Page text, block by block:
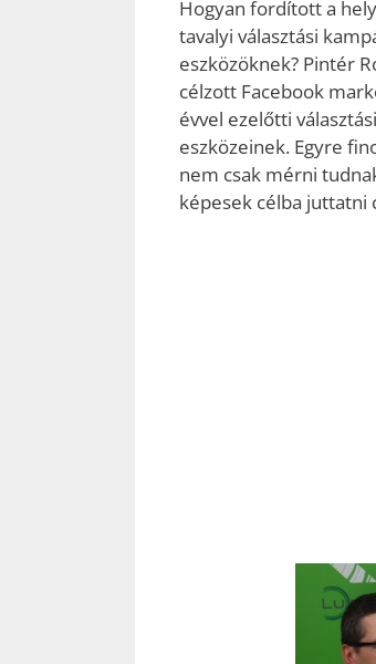
Hogyan fordított a
tavalyi választási
eszközöknek? Pintér
célzott Facebook
évvel ezelőtti
eszközeinek. Egyre
nem csak mérni
képesek célba